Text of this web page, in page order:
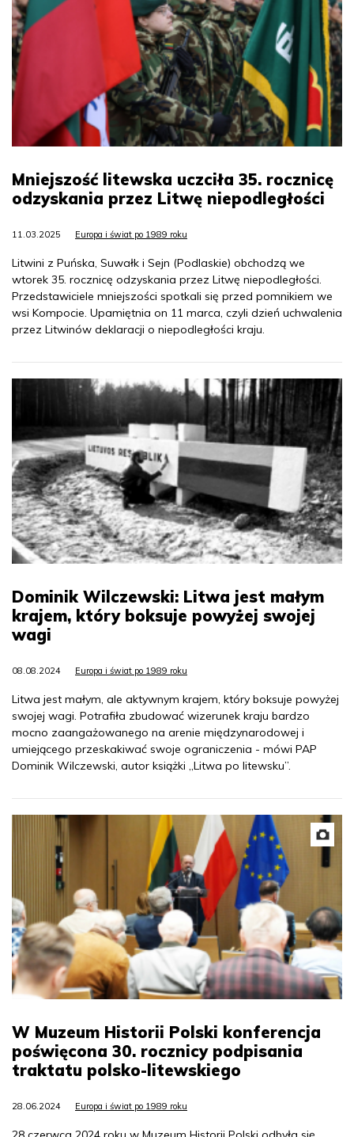
Mniejszość litewska uczciła 35. rocznicę
odzyskania przez Litwę niepodległości
11.03.2025 Europa i świat po 1989 roku
Litwini z Puńska, Suwałk i Sejn (Podlaskie) obchodzą we
wtorek 35. rocznicę odzyskania przez Litwę niepodległości.
Przedstawiciele mniejszości spotkali się przed pomnikiem we
wsi Kompocie. Upamiętnia on 11 marca, czyli dzień uchwalenia
przez Litwinów deklaracji o niepodległości kraju.
Dominik Wilczewski: Litwa jest małym
krajem, który boksuje powyżej swojej
wagi
08.08.2024 Europa i świat po 1989 roku
Litwa jest małym, ale aktywnym krajem, który boksuje powyżej
swojej wagi. Potrafiła zbudować wizerunek kraju bardzo
mocno zaangażowanego na arenie międzynarodowej i
umiejącego przeskakiwać swoje ograniczenia - mówi PAP
Dominik Wilczewski, autor książki „Litwa po litewsku”.
W Muzeum Historii Polski konferencja
poświęcona 30. rocznicy podpisania
traktatu polsko-litewskiego
28.06.2024 Europa i świat po 1989 roku